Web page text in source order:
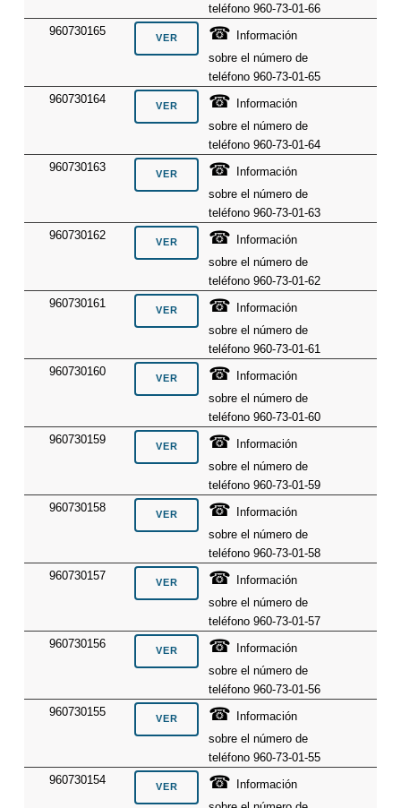
teléfono 960-73-01-66
960730165
☎
Información
sobre el número de
teléfono 960-73-01-65
960730164
☎
Información
sobre el número de
teléfono 960-73-01-64
960730163
☎
Información
sobre el número de
teléfono 960-73-01-63
960730162
☎
Información
sobre el número de
teléfono 960-73-01-62
960730161
☎
Información
sobre el número de
teléfono 960-73-01-61
960730160
☎
Información
sobre el número de
teléfono 960-73-01-60
960730159
☎
Información
sobre el número de
teléfono 960-73-01-59
960730158
☎
Información
sobre el número de
teléfono 960-73-01-58
960730157
☎
Información
sobre el número de
teléfono 960-73-01-57
960730156
☎
Información
sobre el número de
teléfono 960-73-01-56
960730155
☎
Información
sobre el número de
teléfono 960-73-01-55
960730154
☎
Información